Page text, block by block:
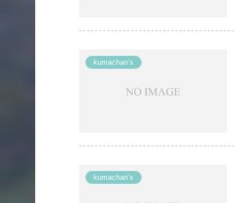
kumachan's
kumachan's